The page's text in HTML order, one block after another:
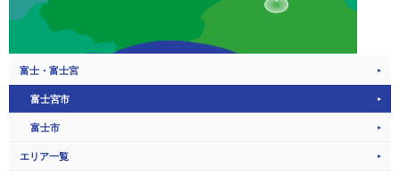
富士・富士宮
富士宮市
富士市
エリア一覧